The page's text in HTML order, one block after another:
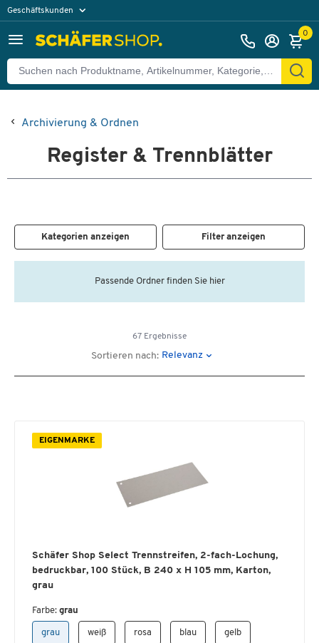
Geschäftskunden
0
Archivierung & Ordnen
Register & Trennblätter
Kategorien anzeigen Filter anzeigen
Passende Ordner finden Sie hier
67 Ergebnisse
Sortieren nach: Relevanz
EIGENMARKE
Schäfer Shop Select Trennstreifen, 2-fach-Lochung,
bedruckbar, 100 Stück, B 240 x H 105 mm, Karton,
grau
Farbe: grau
grau weiß rosa blau gelb